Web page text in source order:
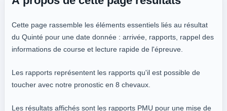
Cette page rassemble les éléments essentiels liés au résultat
du Quinté pour une date donnée : arrivée, rapports, rappel des
informations de course et lecture rapide de l'épreuve.
Les rapports représentent les rapports qu'il est possible de
toucher avec notre pronostic en 8 chevaux.
Les résultats affichés sont les rapports PMU pour une mise de